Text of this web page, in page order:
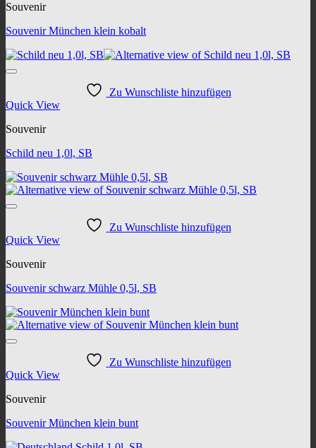
Souvenir
Souvenir München klein kobalt
Zu Wunschliste hinzufügen
Quick View
Souvenir
Schild neu 1,0l, SB
Zu Wunschliste hinzufügen
Quick View
Souvenir
Souvenir schwarz Mühle 0,5l, SB
Zu Wunschliste hinzufügen
Quick View
Souvenir
Souvenir München klein bunt